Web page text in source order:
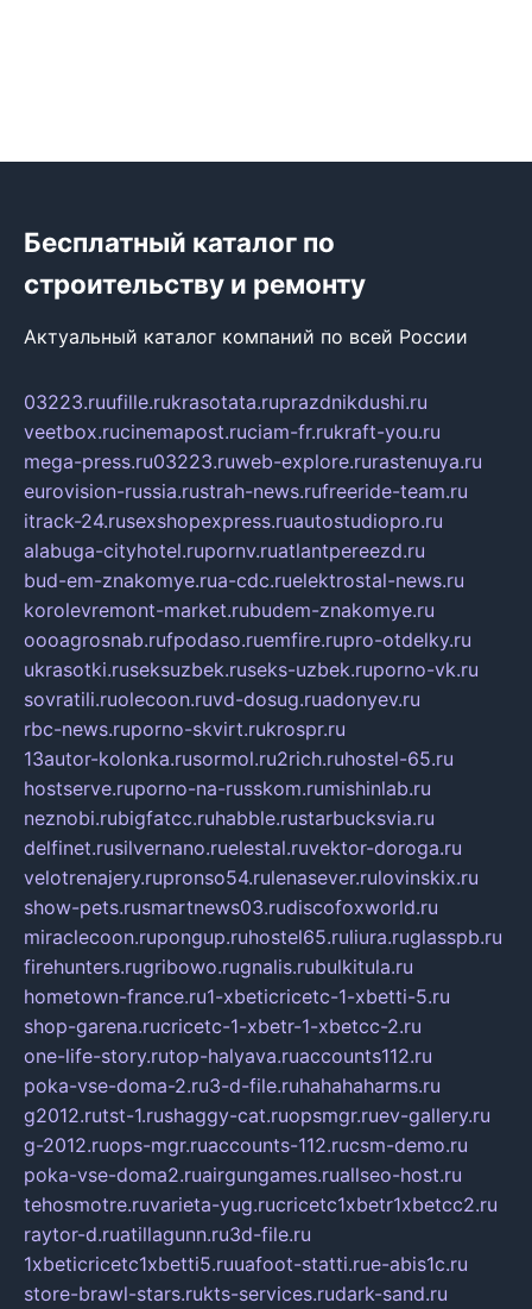
Бесплатный каталог по
строительству и ремонту
Актуальный каталог компаний по всей России
03223.ruufille.rukrasotata.ruprazdnikdushi.ru
veetbox.rucinemapost.ruciam-fr.rukraft-you.ru
mega-press.ru03223.ruweb-explore.rurastenuya.ru
eurovision-russia.rustrah-news.rufreeride-team.ru
itrack-24.rusexshopexpress.ruautostudiopro.ru
alabuga-cityhotel.rupornv.ruatlantpereezd.ru
bud-em-znakomye.rua-cdc.ruelektrostal-news.ru
korolevremont-market.rubudem-znakomye.ru
oooagrosnab.rufpodaso.ruemfire.rupro-otdelky.ru
ukrasotki.ruseksuzbek.ruseks-uzbek.ruporno-vk.ru
sovratili.ruolecoon.ruvd-dosug.ruadonyev.ru
rbc-news.ruporno-skvirt.rukrospr.ru
13autor-kolonka.rusormol.ru2rich.ruhostel-65.ru
hostserve.ruporno-na-russkom.rumishinlab.ru
neznobi.rubigfatcc.ruhabble.rustarbucksvia.ru
delfinet.rusilvernano.ruelestal.ruvektor-doroga.ru
velotrenajery.rupronso54.rulenasever.rulovinskix.ru
show-pets.rusmartnews03.rudiscofoxworld.ru
miraclecoon.rupongup.ruhostel65.ruliura.ruglasspb.ru
firehunters.rugribowo.rugnalis.rubulkitula.ru
hometown-france.ru1-xbeticricetc-1-xbetti-5.ru
shop-garena.rucricetc-1-xbetr-1-xbetcc-2.ru
one-life-story.rutop-halyava.ruaccounts112.ru
poka-vse-doma-2.ru3-d-file.ruhahahaharms.ru
g2012.rutst-1.rushaggy-cat.ruopsmgr.ruev-gallery.ru
g-2012.ruops-mgr.ruaccounts-112.rucsm-demo.ru
poka-vse-doma2.ruairgungames.ruallseo-host.ru
tehosmotre.ruvarieta-yug.rucricetc1xbetr1xbetcc2.ru
raytor-d.ruatillagunn.ru3d-file.ru
1xbeticricetc1xbetti5.ruuafoot-statti.rue-abis1c.ru
store-brawl-stars.rukts-services.rudark-sand.ru